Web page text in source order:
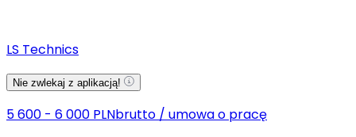
LS Technics
Nie zwlekaj z aplikacją!
5 600 - 6 000 PLNbrutto / umowa o pracę